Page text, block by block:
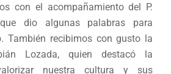
con el acompañamiento del P.
dio algunas palabras para
También recibimos con gusto la
Lozada, quien destacó la
nuestra cultura y sus